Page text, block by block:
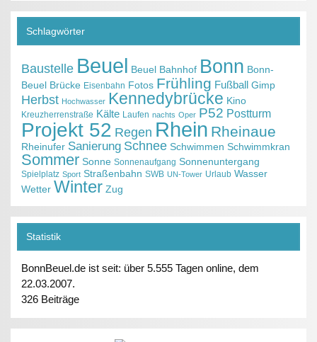
Schlagwörter
Baustelle Beuel Beuel Bahnhof Bonn Bonn-
Beuel Brücke Eisenbahn Fotos Frühling Fußball Gimp
Herbst Hochwasser Kennedybrücke Kino
Kreuzherrenstraße Kälte Laufen nachts Oper P52 Postturm
Projekt 52 Regen Rhein Rheinaue
Rheinufer Sanierung Schnee Schwimmen Schwimmkran
Sommer Sonne Sonnenaufgang Sonnenuntergang
Spielplatz Sport Straßenbahn SWB UN-Tower Urlaub Wasser
Wetter Winter Zug
Statistik
BonnBeuel.de ist seit: über 5.555 Tagen online, dem
22.03.2007.
326 Beiträge